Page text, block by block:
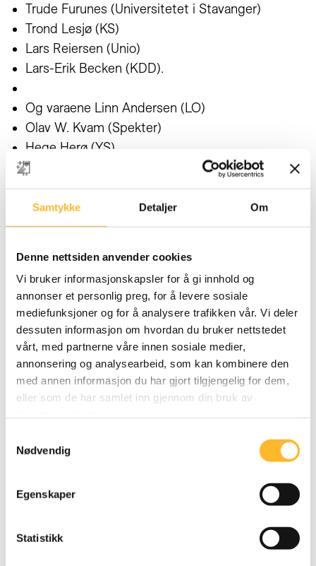
Samtykke Detaljer Om
Denne nettsiden anvender cookies
Vi bruker informasjonskapsler for å gi innhold og
annonser et personlig preg, for å levere sosiale
mediefunksjoner og for å analysere trafikken vår. Vi deler
dessuten informasjon om hvordan du bruker nettstedet
vårt, med partnerne våre innen sosiale medier,
annonsering og analysearbeid, som kan kombinere den
med annen informasjon du har gjort tilgjengelig for dem,
eller som de har samlet inn gjennom din bruk av
Nødvendig
Egenskaper
Statistikk
Trude Furunes (Universitetet i Stavanger)
Trond Lesjø (KS)
Lars Reiersen (Unio)
Lars-Erik Becken (KDD).
Og varaene Linn Andersen (LO)
Olav W. Kvam (Spekter)
Hege Herø (YS)
Tale Hellevik (
Therese Høyer-Grimstad (NHO)
Kari Mærøe Lier (
NITO)
Ryan Hustoft (Virke).
Se ogsåintervju med Sæther om seniorpolitikk fra i
høst her.
årsrapporten fra Senter for seniorpolitikk her
Les intervju med Kari Østerud om at vi retter oss
enda mer mot virksomhetene her
gjenvalgt som det på kongressen 2022. Hun
fra vervet som leder av Fagforbundet i
Trondheim. Hun har også vært nestleder i LO